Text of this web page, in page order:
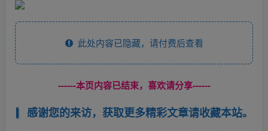
此处内容已隐藏，请付费后查看
------本页内容已结束，喜欢请分享------
感谢您的来访，获取更多精彩文章请收藏本站。